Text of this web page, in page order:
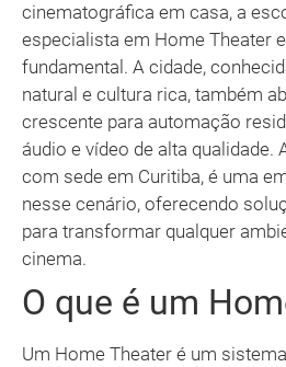
cinematográfica em casa, a
especialista em Home Theater
fundamental. A cidade,
natural e cultura rica, também
crescente para automação
áudio e vídeo de alta qualidade.
com sede em Curitiba, é uma
nesse cenário, oferecendo
para transformar qualquer
cinema.
O que é um
Um Home Theater é um